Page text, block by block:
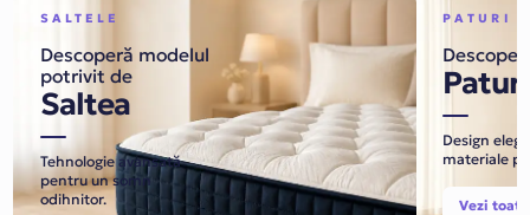
SALTELE
Descoperă modelul
potrivit de
Saltea
Tehnologie avansată
pentru un somn
odihnitor.
PATURI
Paturi
Design
materiale
Vezi